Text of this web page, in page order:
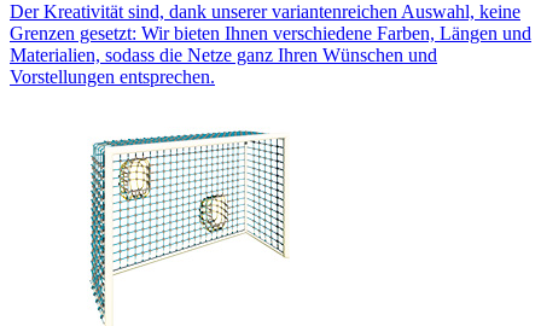
Der Kreativität sind, dank unserer variantenreichen Auswahl, keine
Grenzen gesetzt: Wir bieten Ihnen verschiedene Farben, Längen und
Materialien, sodass die Netze ganz Ihren Wünschen und
Vorstellungen entsprechen.